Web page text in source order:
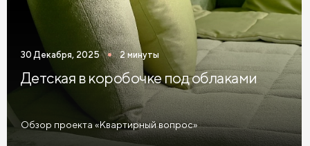
Комоды 3 ящика Комоды 5 ящиков
Широкие комоды
30 Декабря, 2025 2 минуты
Детская в коробочке под облаками
Обзор проекта «Квартирный вопрос»